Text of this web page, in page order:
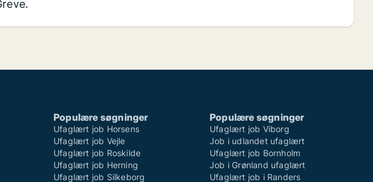
Populære søgninger
Ufaglært job Horsens
Ufaglært job Vejle
Ufaglært job Roskilde
Ufaglært job Herning
Ufaglært job Silkeborg
Populære søgninger
Ufaglært job Viborg
Job i udlandet ufaglært
Ufaglært job Bornholm
Job i Grønland ufaglært
Ufaglært job i Randers